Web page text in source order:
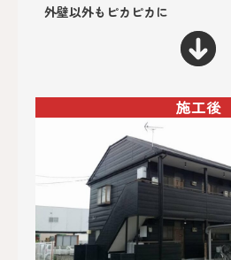
外壁以外もピカピカに
施工後